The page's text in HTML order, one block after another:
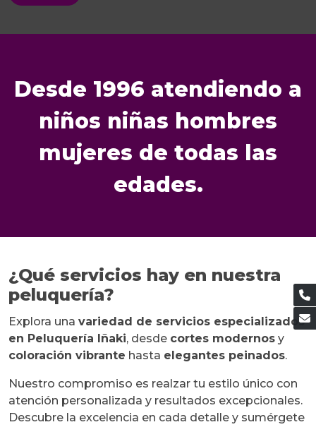
Desde 1996 atendiendo a
niños niñas hombres
mujeres de todas las
edades.
¿Qué servicios hay en nuestra
peluquería?
Explora una variedad de servicios especializados
en Peluquería Iñaki, desde cortes modernos y
coloración vibrante hasta elegantes peinados.
Nuestro compromiso es realzar tu estilo único con
atención personalizada y resultados excepcionales.
Descubre la excelencia en cada detalle y sumérgete